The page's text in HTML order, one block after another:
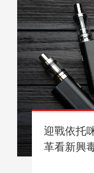
迎戰依托
革看新興